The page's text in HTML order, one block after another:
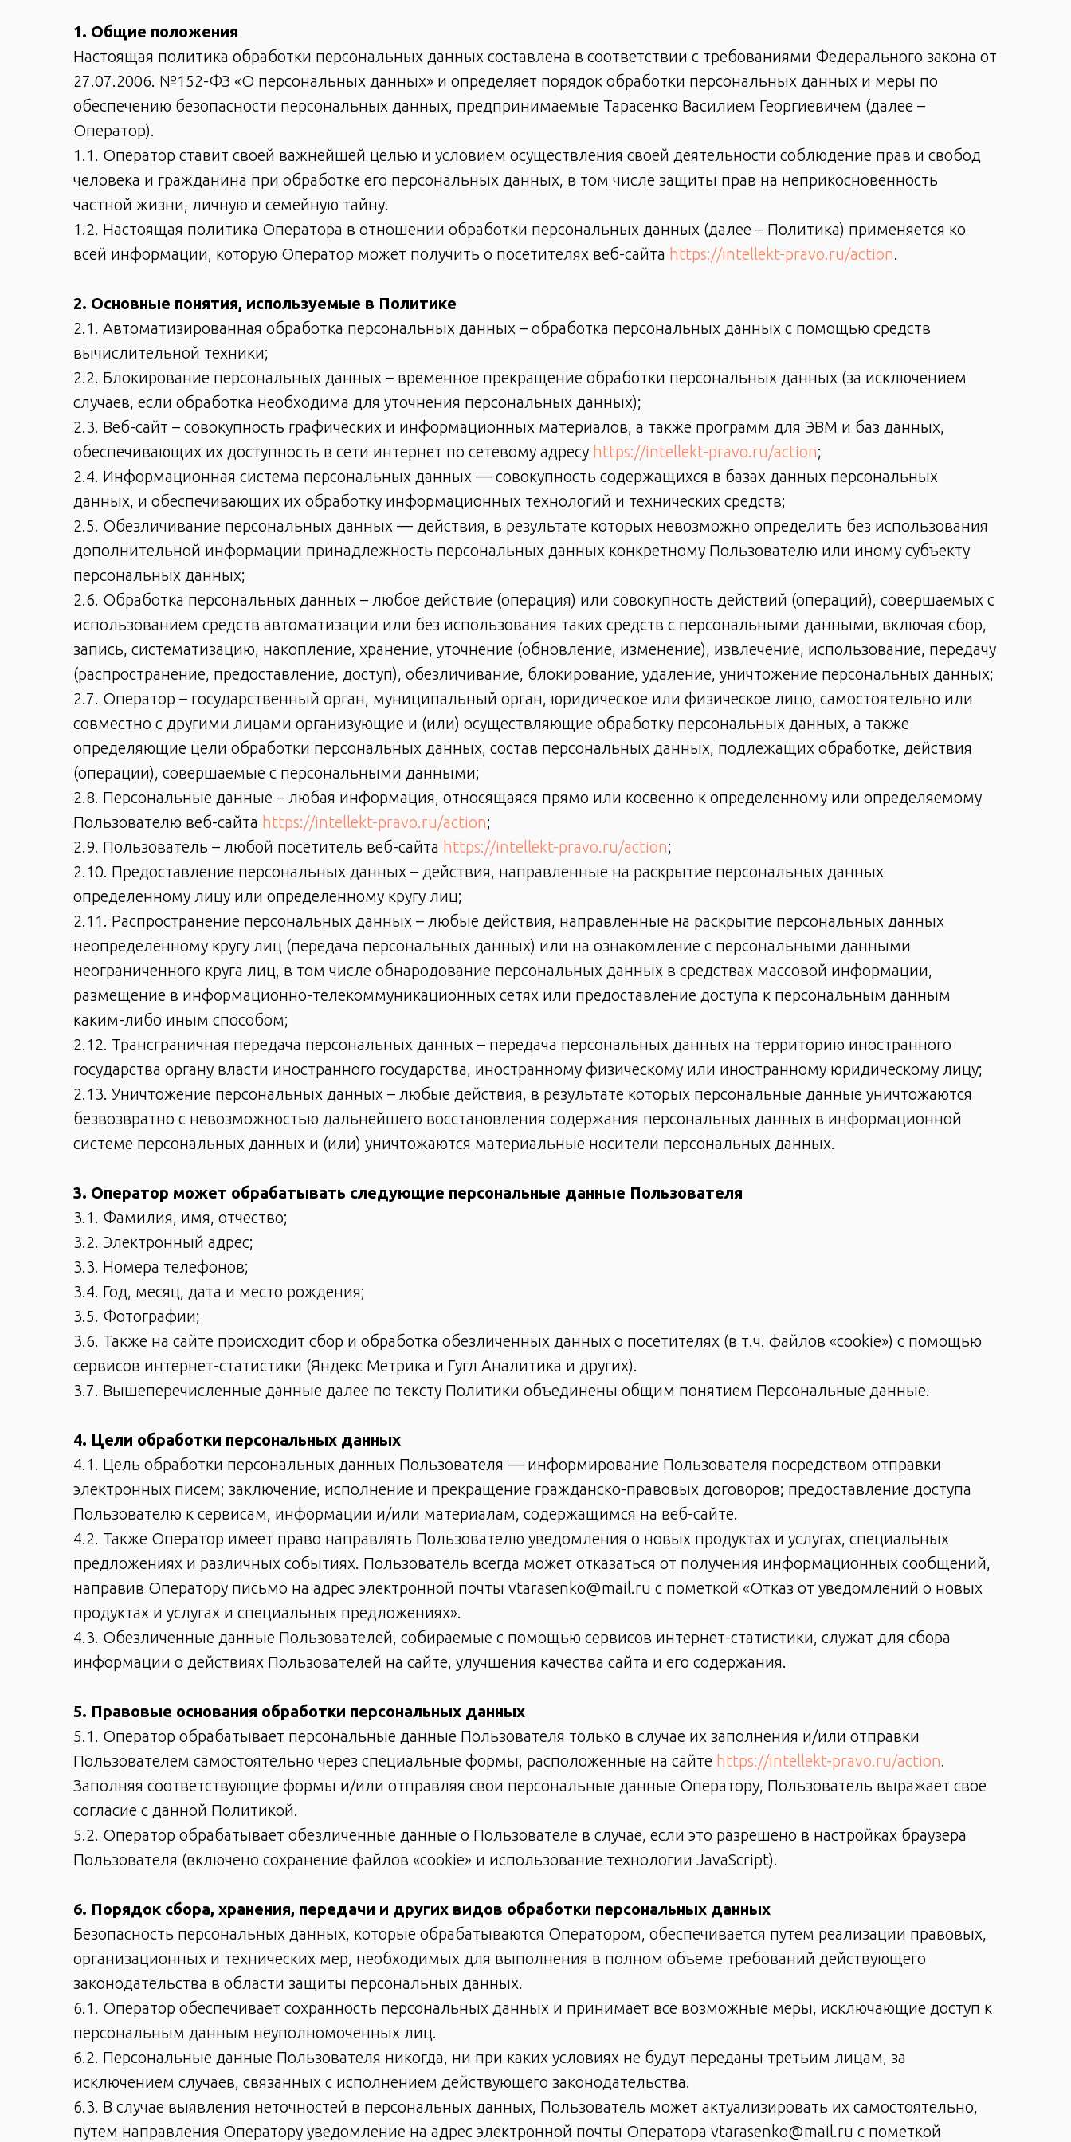
1. Общие положения
Настоящая политика обработки персональных данных составлена в соответствии с требованиями Федерального закона от
27.07.2006. №152-ФЗ «О персональных данных» и определяет порядок обработки персональных данных и меры по
обеспечению безопасности персональных данных, предпринимаемые Тарасенко Василием Георгиевичем (далее –
Оператор).
1.1. Оператор ставит своей важнейшей целью и условием осуществления своей деятельности соблюдение прав и свобод
человека и гражданина при обработке его персональных данных, в том числе защиты прав на неприкосновенность
частной жизни, личную и семейную тайну.
1.2. Настоящая политика Оператора в отношении обработки персональных данных (далее – Политика) применяется ко
всей информации, которую Оператор может получить о посетителях веб-сайта https://intellekt-pravo.ru/action.
2. Основные понятия, используемые в Политике
2.1. Автоматизированная обработка персональных данных – обработка персональных данных с помощью средств
вычислительной техники;
2.2. Блокирование персональных данных – временное прекращение обработки персональных данных (за исключением
случаев, если обработка необходима для уточнения персональных данных);
2.3. Веб-сайт – совокупность графических и информационных материалов, а также программ для ЭВМ и баз данных,
обеспечивающих их доступность в сети интернет по сетевому адресу https://intellekt-pravo.ru/action;
2.4. Информационная система персональных данных — совокупность содержащихся в базах данных персональных
данных, и обеспечивающих их обработку информационных технологий и технических средств;
2.5. Обезличивание персональных данных — действия, в результате которых невозможно определить без использования
дополнительной информации принадлежность персональных данных конкретному Пользователю или иному субъекту
персональных данных;
2.6. Обработка персональных данных – любое действие (операция) или совокупность действий (операций), совершаемых с
использованием средств автоматизации или без использования таких средств с персональными данными, включая сбор,
запись, систематизацию, накопление, хранение, уточнение (обновление, изменение), извлечение, использование, передачу
(распространение, предоставление, доступ), обезличивание, блокирование, удаление, уничтожение персональных данных;
2.7. Оператор – государственный орган, муниципальный орган, юридическое или физическое лицо, самостоятельно или
совместно с другими лицами организующие и (или) осуществляющие обработку персональных данных, а также
определяющие цели обработки персональных данных, состав персональных данных, подлежащих обработке, действия
(операции), совершаемые с персональными данными;
2.8. Персональные данные – любая информация, относящаяся прямо или косвенно к определенному или определяемому
Пользователю веб-сайта https://intellekt-pravo.ru/action;
2.9. Пользователь – любой посетитель веб-сайта https://intellekt-pravo.ru/action;
2.10. Предоставление персональных данных – действия, направленные на раскрытие персональных данных
определенному лицу или определенному кругу лиц;
2.11. Распространение персональных данных – любые действия, направленные на раскрытие персональных данных
неопределенному кругу лиц (передача персональных данных) или на ознакомление с персональными данными
неограниченного круга лиц, в том числе обнародование персональных данных в средствах массовой информации,
размещение в информационно-телекоммуникационных сетях или предоставление доступа к персональным данным
каким-либо иным способом;
2.12. Трансграничная передача персональных данных – передача персональных данных на территорию иностранного
государства органу власти иностранного государства, иностранному физическому или иностранному юридическому лицу;
2.13. Уничтожение персональных данных – любые действия, в результате которых персональные данные уничтожаются
безвозвратно с невозможностью дальнейшего восстановления содержания персональных данных в информационной
системе персональных данных и (или) уничтожаются материальные носители персональных данных.
3. Оператор может обрабатывать следующие персональные данные Пользователя
3.1. Фамилия, имя, отчество;
3.2. Электронный адрес;
3.3. Номера телефонов;
3.4. Год, месяц, дата и место рождения;
3.5. Фотографии;
3.6. Также на сайте происходит сбор и обработка обезличенных данных о посетителях (в т.ч. файлов «cookie») с помощью
сервисов интернет-статистики (Яндекс Метрика и Гугл Аналитика и других).
3.7. Вышеперечисленные данные далее по тексту Политики объединены общим понятием Персональные данные.
4. Цели обработки персональных данных
4.1. Цель обработки персональных данных Пользователя — информирование Пользователя посредством отправки
электронных писем; заключение, исполнение и прекращение гражданско-правовых договоров; предоставление доступа
Пользователю к сервисам, информации и/или материалам, содержащимся на веб-сайте.
4.2. Также Оператор имеет право направлять Пользователю уведомления о новых продуктах и услугах, специальных
предложениях и различных событиях. Пользователь всегда может отказаться от получения информационных сообщений,
направив Оператору письмо на адрес электронной почты vtarasenko@mail.ru с пометкой «Отказ от уведомлений о новых
продуктах и услугах и специальных предложениях».
4.3. Обезличенные данные Пользователей, собираемые с помощью сервисов интернет-статистики, служат для сбора
информации о действиях Пользователей на сайте, улучшения качества сайта и его содержания.
5. Правовые основания обработки персональных данных
5.1. Оператор обрабатывает персональные данные Пользователя только в случае их заполнения и/или отправки
Пользователем самостоятельно через специальные формы, расположенные на сайте https://intellekt-pravo.ru/action.
Заполняя соответствующие формы и/или отправляя свои персональные данные Оператору, Пользователь выражает свое
согласие с данной Политикой.
5.2. Оператор обрабатывает обезличенные данные о Пользователе в случае, если это разрешено в настройках браузера
Пользователя (включено сохранение файлов «cookie» и использование технологии JavaScript).
6. Порядок сбора, хранения, передачи и других видов обработки персональных данных
Безопасность персональных данных, которые обрабатываются Оператором, обеспечивается путем реализации правовых,
организационных и технических мер, необходимых для выполнения в полном объеме требований действующего
законодательства в области защиты персональных данных.
6.1. Оператор обеспечивает сохранность персональных данных и принимает все возможные меры, исключающие доступ к
персональным данным неуполномоченных лиц.
6.2. Персональные данные Пользователя никогда, ни при каких условиях не будут переданы третьим лицам, за
исключением случаев, связанных с исполнением действующего законодательства.
6.3. В случае выявления неточностей в персональных данных, Пользователь может актуализировать их самостоятельно,
путем направления Оператору уведомление на адрес электронной почты Оператора vtarasenko@mail.ru с пометкой